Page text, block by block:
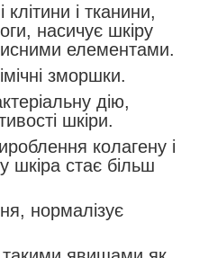
і тканини,
насичує шкіру
елементами.
зморшки.
дію,
шкіри.
колагену і
шкіра стає більш
нормалізує